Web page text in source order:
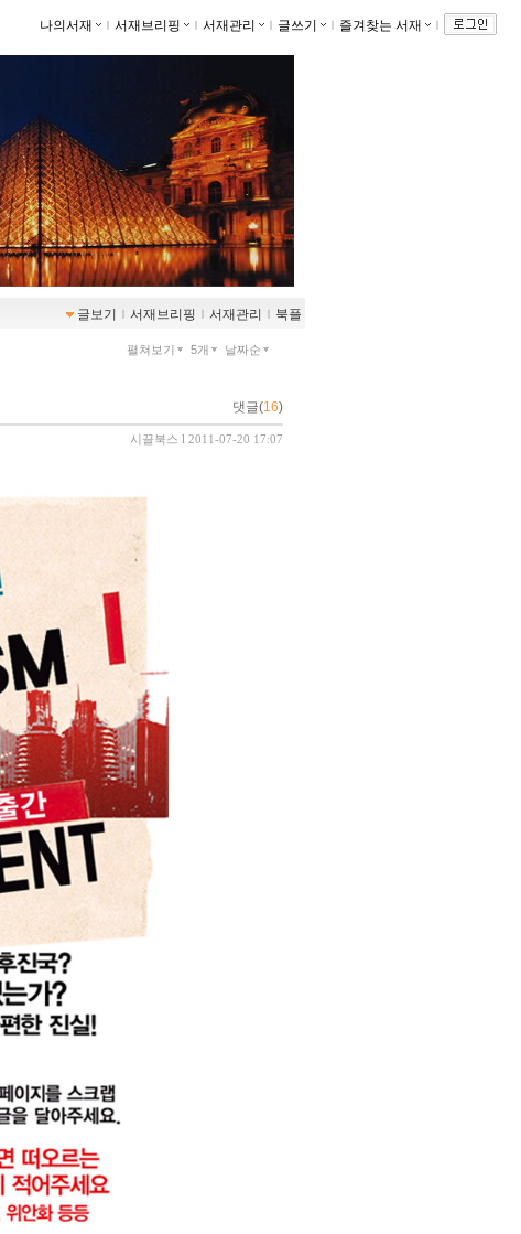
나의서재 ｌ 서재브리핑 ｌ 서재관리 ｌ 글쓰기 ｌ 즐겨찾는 서재 ｌ
글보기 ｌ 서재브리핑 ｌ 서재관리 ｌ 북플
펼쳐보기 5개 날짜순
댓글(16)
시끌북스 l 2011-07-20 17:07